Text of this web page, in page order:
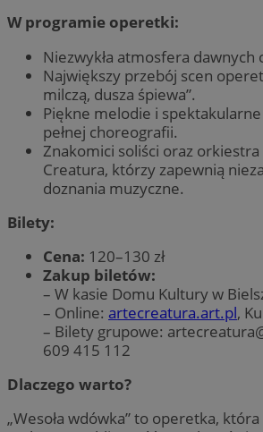
W programie operetki:
Niezwykła atmosfera dawnych
Największy przebój scen
milczą, dusza śpiewa”.
Piękne melodie i
pełnej choreografii.
Znakomici soliści oraz
Creatura, którzy zapewnią
doznania muzyczne.
Bilety:
Cena: 120–130 zł
Zakup biletów:
– W kasie Domu Kultury w
– Online: artecreatura.art.pl,
– Bilety grupowe:
609 415 112
Dlaczego warto?
„Wesoła wdówka” to operetka,